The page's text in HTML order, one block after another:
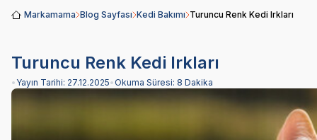
Markamama Blog Sayfası Kedi Bakımı Turuncu Renk Kedi Irkları
Turuncu Renk Kedi Irkları
• Yayın Tarihi: 27.12.2025•Okuma Süresi: 8 Dakika